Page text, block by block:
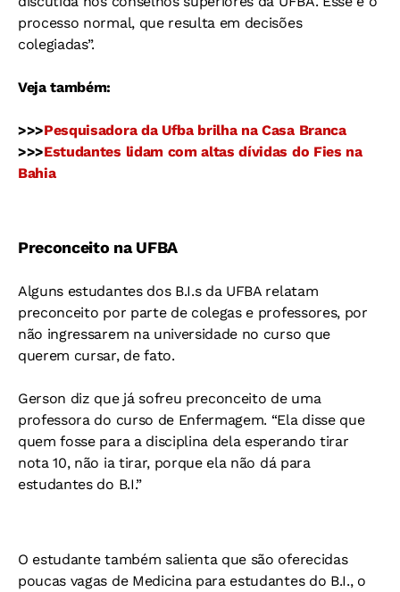
processo normal, que resulta em decisões
colegiadas”.
Veja também:
>>>Pesquisadora da Ufba brilha na Casa Branca
>>>Estudantes lidam com altas dívidas do Fies na
Bahia
Preconceito na UFBA
Alguns estudantes dos B.I.s da UFBA relatam
preconceito por parte de colegas e professores, por
não ingressarem na universidade no curso que
querem cursar, de fato.
Gerson diz que já sofreu preconceito de uma
professora do curso de Enfermagem. “Ela disse que
quem fosse para a disciplina dela esperando tirar
nota 10, não ia tirar, porque ela não dá para
estudantes do B.I.”
O estudante também salienta que são oferecidas
poucas vagas de Medicina para estudantes do B.I., o